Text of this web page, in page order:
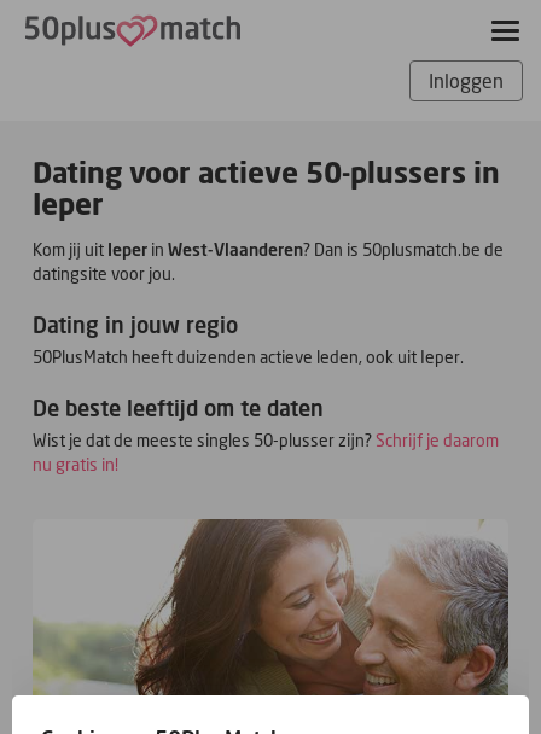
Inloggen
Dating voor actieve 50-plussers in
Ieper
Kom jij uit Ieperin West-Vlaanderen? Dan is 50plusmatch.be de
datingsite voor jou.
Dating in jouw regio
50PlusMatch heeft duizenden actieve leden, ook uit Ieper.
De beste leeftijd om te daten
Wist je dat de meeste singles 50-plusser zijn?Schrijf je daarom
nu gratis in!